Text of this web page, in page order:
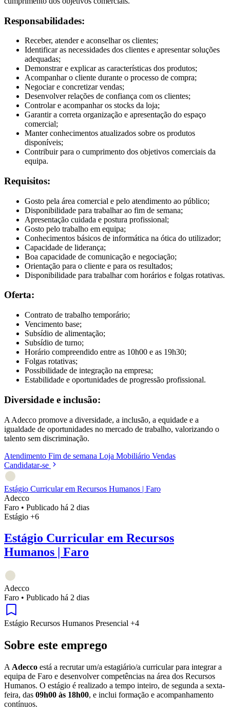
Responsabilidades:
Receber, atender e aconselhar os clientes;
Identificar as necessidades dos clientes e apresentar soluções
adequadas;
Demonstrar e explicar as características dos produtos;
Acompanhar o cliente durante o processo de compra;
Negociar e concretizar vendas;
Desenvolver relações de confiança com os clientes;
Controlar e acompanhar os stocks da loja;
Garantir a correta organização e apresentação do espaço
comercial;
Manter conhecimentos atualizados sobre os produtos
disponíveis;
Contribuir para o cumprimento dos objetivos comerciais da
equipa.
Requisitos:
Gosto pela área comercial e pelo atendimento ao público;
Disponibilidade para trabalhar ao fim de semana;
Apresentação cuidada e postura profissional;
Gosto pelo trabalho em equipa;
Conhecimentos básicos de informática na ótica do utilizador;
Capacidade de liderança;
Boa capacidade de comunicação e negociação;
Orientação para o cliente e para os resultados;
Disponibilidade para trabalhar com horários e folgas rotativas.
Oferta:
Contrato de trabalho temporário;
Vencimento base;
Subsídio de alimentação;
Subsídio de turno;
Horário compreendido entre as 10h00 e as 19h30;
Folgas rotativas;
Possibilidade de integração na empresa;
Estabilidade e oportunidades de progressão profissional.
Diversidade e inclusão:
A Adecco promove a diversidade, a inclusão, a equidade e a
igualdade de oportunidades no mercado de trabalho, valorizando o
talento sem discriminação.
Atendimento Fim de semana Loja Mobiliário Vendas
Candidatar-se
Estágio Curricular em Recursos Humanos | Faro
Adecco
Faro • Publicado há 2 dias
Estágio +6
Estágio Curricular em Recursos
Humanos | Faro
Adecco
Faro • Publicado há 2 dias
Estágio Recursos Humanos Presencial +4
Sobre este emprego
A Adecco está a recrutar um/a estagiário/a curricular para integrar a
equipa de Faro e desenvolver competências na área dos Recursos
Humanos. O estágio é realizado a tempo inteiro, de segunda a sexta-
feira, das 09h00 às 18h00, e inclui formação e acompanhamento
contínuos.